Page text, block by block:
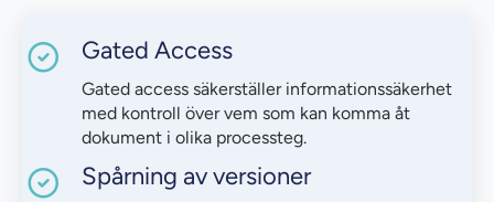
Gated Access
Gated access säkerställer informationssäkerhet
med kontroll över vem som kan komma åt
dokument i olika processteg.
Spårning av versioner